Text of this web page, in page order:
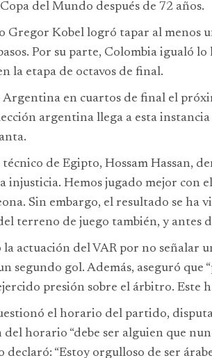
del Mundo después de 72 años.
Gregor Kobel logró tapar al menos
Por su parte, Colombia igualó lo
la etapa de octavos de final.
Argentina en cuartos de final el
argentina llega a esta
de Egipto, Hossam Hassan,
injusticia. Hemos jugado mejor con
Sin embargo, el resultado se ha
terreno de juego también, y antes
actuación del VAR por no señalar
segundo gol. Además, aseguró que
presión sobre el árbitro. Este
el horario del partido,
horario “debe ser alguien que
declaró: “Estoy orgulloso de ser